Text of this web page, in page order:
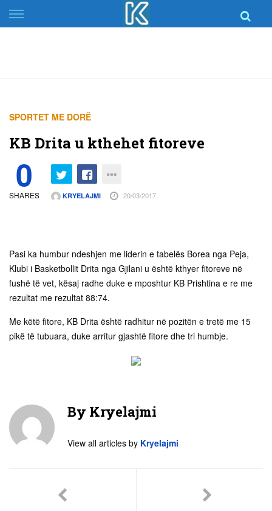
Skip
to
SPORTET ME DORË
KB Drita u kthehet fitoreve
0
SHARES KRYELAJMI 20/03/2017
Pasi ka humbur ndeshjen me liderin e tabelës Borea nga Peja,
Klubi i Basketbollit Drita nga Gjilani u është kthyer fitoreve në
fushë të vet, kësaj radhe duke e mposhtur KB Prishtina e re me
rezultat me rezultat 88:74.
Me këtë fitore, KB Drita është radhitur në pozitën e tretë me 15
pikë të tubuara, duke arritur gjashtë fitore dhe tri humbje.
By Kryelajmi
View all articles by Kryelajmi